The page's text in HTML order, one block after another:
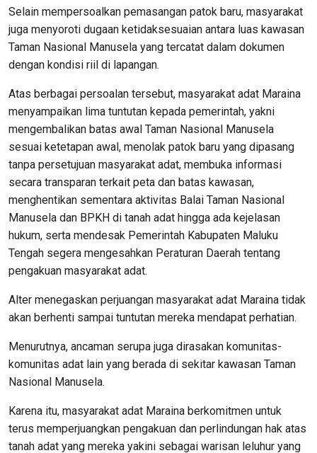
Selain mempersoalkan pemasangan patok baru, masyarakat
juga menyoroti dugaan ketidaksesuaian antara luas kawasan
Taman Nasional Manusela yang tercatat dalam dokumen
dengan kondisi riil di lapangan.
Atas berbagai persoalan tersebut, masyarakat adat Maraina
menyampaikan lima tuntutan kepada pemerintah, yakni
mengembalikan batas awal Taman Nasional Manusela
sesuai ketetapan awal, menolak patok baru yang dipasang
tanpa persetujuan masyarakat adat, membuka informasi
secara transparan terkait peta dan batas kawasan,
menghentikan sementara aktivitas Balai Taman Nasional
Manusela dan BPKH di tanah adat hingga ada kejelasan
hukum, serta mendesak Pemerintah Kabupaten Maluku
Tengah segera mengesahkan Peraturan Daerah tentang
pengakuan masyarakat adat.
Alter menegaskan perjuangan masyarakat adat Maraina tidak
akan berhenti sampai tuntutan mereka mendapat perhatian.
Menurutnya, ancaman serupa juga dirasakan komunitas-
komunitas adat lain yang berada di sekitar kawasan Taman
Nasional Manusela.
Karena itu, masyarakat adat Maraina berkomitmen untuk
terus memperjuangkan pengakuan dan perlindungan hak atas
tanah adat yang mereka yakini sebagai warisan leluhur yang